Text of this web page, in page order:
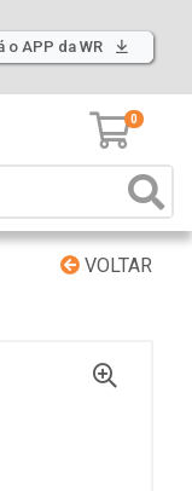
o APP da WR
0
VOLTAR